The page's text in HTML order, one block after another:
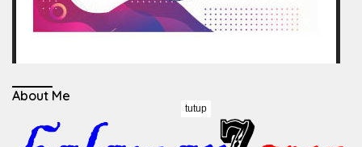
About Me
tutup